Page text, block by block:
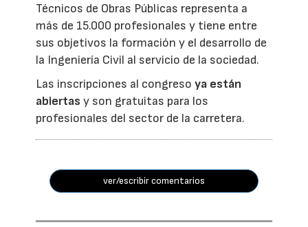
Técnicos de Obras Públicas representa a
más de 15.000 profesionales y tiene entre
sus objetivos la formación y el desarrollo de
la Ingeniería Civil al servicio de la sociedad.
Las inscripciones al congresoya están
abiertas y son gratuitas para los
profesionales del sector de la carretera.
ver/escribir comentarios